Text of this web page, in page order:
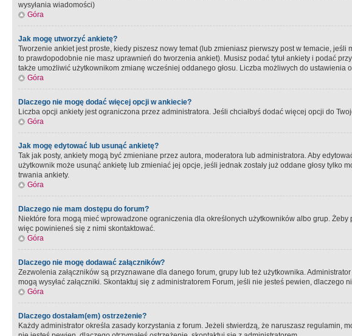
wysyłania wiadomości)
Góra
Jak mogę utworzyć ankietę?
Tworzenie ankiet jest proste, kiedy piszesz nowy temat (lub zmieniasz pierwszy post w temacie,
to prawdopodobnie nie masz uprawnień do tworzenia ankiet). Musisz podać tytuł ankiety i podać
także umożliwić użytkownikom zmianę wcześniej oddanego głosu. Liczba możliwych do ustawienia
Góra
Dlaczego nie mogę dodać więcej opcji w ankiecie?
Liczba opcji ankiety jest ograniczona przez administratora. Jeśli chciałbyś dodać więcej opcji do
Góra
Jak mogę edytować lub usunąć ankietę?
Tak jak posty, ankiety mogą być zmieniane przez autora, moderatora lub administratora. Aby
użytkownik może usunąć ankietę lub zmieniać jej opcje, jeśli jednak zostały już oddane głosy
trwania ankiety.
Góra
Dlaczego nie mam dostępu do forum?
Niektóre fora mogą mieć wprowadzone ograniczenia dla określonych użytkowników albo grup.
więc powinieneś się z nimi skontaktować.
Góra
Dlaczego nie mogę dodawać załączników?
Zezwolenia załączników są przyznawane dla danego forum, grupy lub też użytkownika.
mogą wysyłać załączniki. Skontaktuj się z administratorem Forum, jeśli nie jesteś pewien, dlaczego
Góra
Dlaczego dostałam(em) ostrzeżenie?
Każdy administrator określa zasady korzystania z forum. Jeżeli stwierdzą, że naruszasz regulamin,